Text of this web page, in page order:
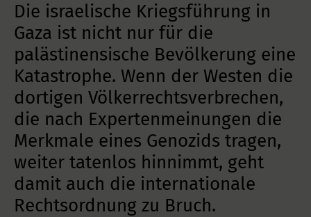
Die israelische Kriegsführung in
Gaza ist nicht nur für die
palästinensische Bevölkerung eine
Katastrophe. Wenn der Westen die
dortigen Völkerrechtsverbrechen,
die nach Expertenmeinungen die
Merkmale eines Genozids tragen,
weiter tatenlos hinnimmt, geht
damit auch die internationale
Rechtsordnung zu Bruch.